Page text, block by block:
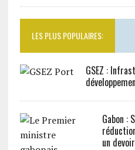
LES PLUS POPULAIRES:
GSEZ :
Gabon :
un